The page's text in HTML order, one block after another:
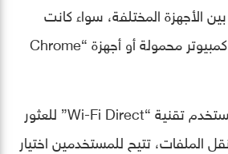
الأجهزة المختلفة، سواء كانت
هواتف ذكية أو أجهزة كمبيوتر محمولة أو أجهزة “Chrome
“المشاركة السريعة” تستخدم تقنية “Wi-Fi Direct” للعثور
الملفات، تتيح للمستخدمين اختيار